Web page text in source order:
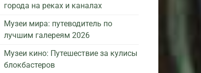
города на реках и каналах
Музеи мира: путеводитель по
лучшим галереям 2026
Музеи кино: Путешествие за кулисы
блокбастеров